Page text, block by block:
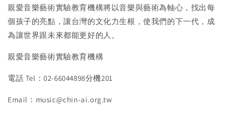
親愛音樂藝術實驗教育機構將以音樂與藝術為軸心，找出每
個孩子的亮點，讓台灣的文化力生根，使我們的下一代，成
為讓世界跟未來都能更好的人。
親愛音樂藝術實驗教育機構
電話 Tel：02-66044898分機201
Email：music@chin-ai.org.tw